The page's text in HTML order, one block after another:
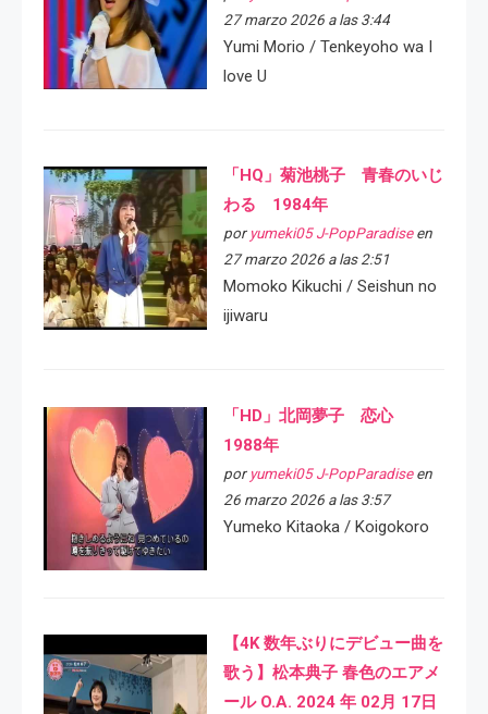
27 marzo 2026 a las 3:44
Yumi Morio / Tenkeyoho wa I
love U
「HQ」菊池桃子 青春のいじ
わる 1984年
por yumeki05 J-PopParadiseen
27 marzo 2026 a las 2:51
Momoko Kikuchi / Seishun no
ijiwaru
「HD」北岡夢子 恋心
1988年
por yumeki05 J-PopParadiseen
26 marzo 2026 a las 3:57
Yumeko Kitaoka / Koigokoro
【4K 数年ぶりにデビュー曲を
歌う】松本典子 春色のエアメ
ール O.A. 2024 年 02月 17日